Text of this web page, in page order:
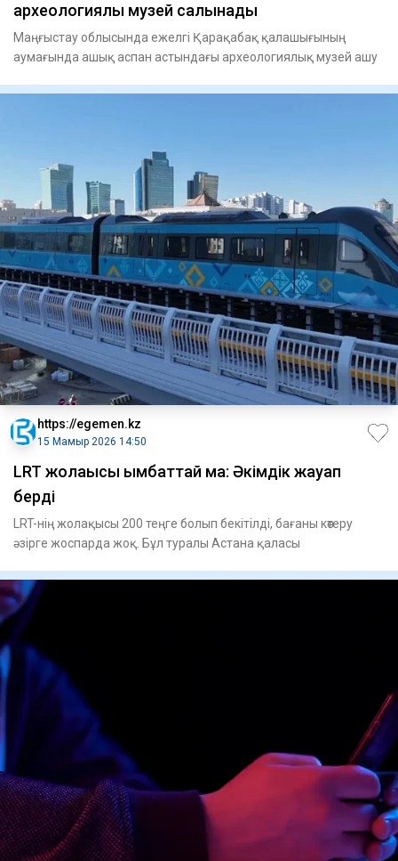
археологиялық музей салынады
Маңғыстау облысында ежелгі Қарақабақ қалашығының
аумағында ашық аспан астындағы археологиялық музей ашу
https://egemen.kz
15 Мамыр 2026 14:50
LRT жолақысы қымбаттай ма: Әкімдік жауап
берді
LRT-нің жолақысы 200 теңге болып бекітілді, бағаны көтеру
әзірге жоспарда жоқ. Бұл туралы Астана қаласы